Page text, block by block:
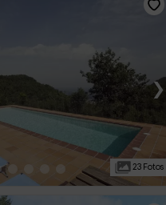
›
23 Fotos